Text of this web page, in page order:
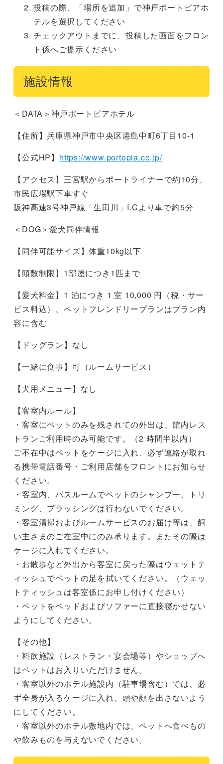
投稿の際、「場所を追加」で神戸ポートピアホ
テルを選択してください
チェックアウトまでに、投稿した画面をフロン
ト係へご提示ください
施設情報
＜DATA＞神戸ポートピアホテル
【住所】兵庫県神戸市中央区港島中町6丁目10-1
【公式HP】 https://www.portopia.co.jp/
【アクセス】三宮駅からポートライナーで約10分、
市民広場駅下車すぐ
阪神高速3号神戸線「生田川」I.Cより車で約5分
＜DOG＞愛犬同伴情報
【同伴可能サイズ】体重10kg以下
【頭数制限】1部屋につき1匹まで
【愛犬料金】1 泊につき 1 室 10,000 円（税・サー
ビス料込）、ペットフレンドリープランはプラン内
容に含む
【ドッグラン】なし
【一緒に食事】可（ルームサービス）
【犬用メニュー】なし
【客室内ルール】
・客室にペットのみを残されての外出は、館内レス
トランご利⽤時のみ可能です。（2 時間半以内）
ご不在中はペットをケージに⼊れ、必ず連絡が取れ
る携帯電話番号・ご利⽤店舗をフロントにお知らせ
ください。
・客室内、バスルームでペットのシャンプー、トリ
ミング、ブラッシングは⾏わないでください。
・客室清掃およびルームサービスのお届け等は、飼
い主さまのご在室中にのみ承ります。またその際は
ケージに⼊れてください。
・お散歩など外出から客室に戻った際はウェットテ
ィッシュでペットの足を拭いてください。（ウェッ
トティッシュは客室係にお申し付けください）
・ペットをベッドおよびソファーに直接寝かせない
ようにしてください。
【その他】
・料飲施設（レストラン・宴会場等）やショップへ
はペットはお⼊りいただけません。
・客室以外のホテル施設内（駐⾞場含む）では、必
ず全⾝が⼊るケージに⼊れ、頭や顔を出さないよう
にしてください。
・客室以外のホテル敷地内では、ペットへ食べもの
や飲みものを与えないでください。